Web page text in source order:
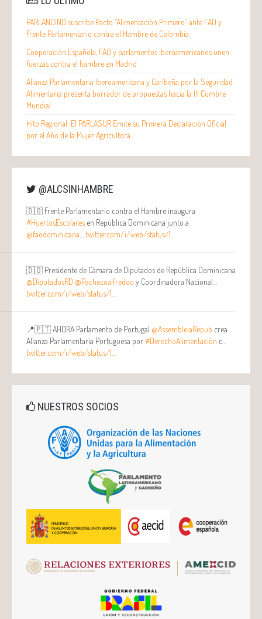
PARLANDINO suscribe Pacto “Alimentación Primero” ante FAO y
Frente Parlamentario contra el Hambre de Colombia
Cooperación Española, FAO y parlamentos iberoamericanos unen
fuerzas contra el hambre en Madrid
Alianza Parlamentaria Iberoamericana y Caribeña por la Seguridad
Alimentaria presenta borrador de propuestas hacia la III Cumbre
Mundial
Hito Regional: El PARLASUR Emite su Primera Declaración Oficial
por el Año de la Mujer Agricultora
@ALCSINHAMBRE
🇩🇴 Frente Parlamentario contra el Hambre inaugura
#HuertosEscolares en República Dominicana junto a
@faodominicana
twitter.com/i/web/status/1…
🇩🇴 Presidente de Cámara de Diputados de República Dominicana
@DiputadosRD @Pachecoalfredoo y Coordinadora Nacional…
twitter.com/i/web/status/1…
📍🇵🇹 AHORA Parlamento de Portugal @AssembleiaRepub crea
Alianza Parlamentaria Portuguesa por#DerechoAlimentación c…
twitter.com/i/web/status/1…
NUESTROS SOCIOS